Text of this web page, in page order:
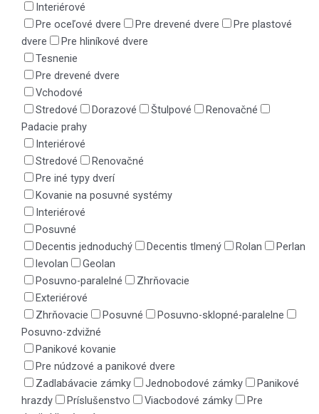
Interiérové
Pre oceľové dvere
Pre drevené dvere
Pre plastové
dvere
Pre hliníkové dvere
Tesnenie
Pre drevené dvere
Vchodové
Stredové
Dorazové Štulpové
Renovačné
Padacie prahy
Interiérové
Stredové
Renovačné
Pre iné typy dverí
Kovanie na posuvné systémy
Interiérové
Posuvné
Decentis jednoduchý
Decentis tlmený Rolan
Perlan
levolan
Geolan
Posuvno-paralelné
Zhrňovacie
Exteriérové
Zhrňovacie
Posuvné
Posuvno-sklopné-paralelne
Posuvno-zdvižné
Panikové kovanie
Pre núdzové a panikové dvere
Zadlabávacie zámky
Jednobodové zámky
Panikové
hrazdy
Príslušenstvo Viacbodové zámky
Pre